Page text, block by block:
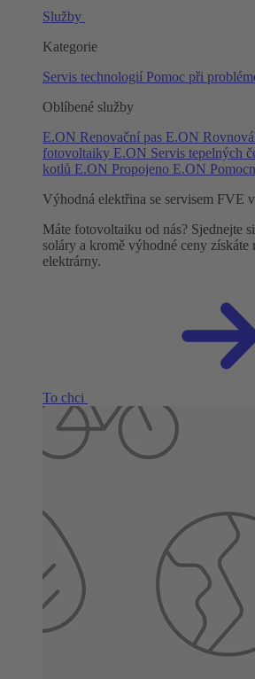
Služby
Kategorie
Servis technologií Pomoc při
Oblíbené služby
E.ON Renovační pas E.ON
fotovoltaiky E.ON Servis tepelných
kotlů E.ON Propojeno E.ON
Výhodná elektřina se servisem FVE
Máte fotovoltaiku od nás? Sjednejte
soláry a kromě výhodné ceny
elektrárny.
To chci